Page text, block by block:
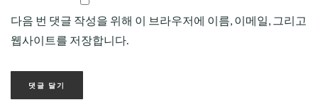
다음 번 댓글 작성을 위해 이 브라우저에 이름, 이메일, 그리고
웹사이트를 저장합니다.